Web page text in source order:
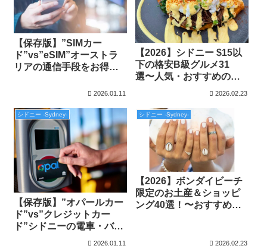
【保存版】”SIMカー
ド”vs”eSIM”オーストラ
リアの通信手段をお得に
2026.01.11
【2026】シドニー $15以
下の格安B級グルメ31
選〜人気・おすすめの安
2026.02.23
シドニー -Sydney-
【保存版】”オパールカー
ド”vs”クレジットカー
ド”シドニーの電車・バス
2026.01.11
シドニー -Sydney-
【2026】ボンダイビーチ
限定のお土産＆ショッピ
ング40選！〜おすすめ・
2026.02.23